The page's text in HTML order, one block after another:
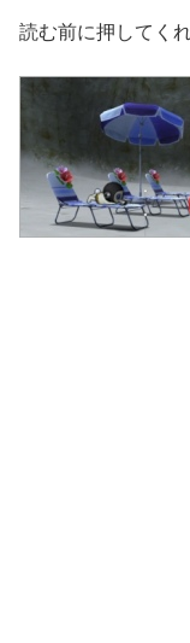
読む前に押してく